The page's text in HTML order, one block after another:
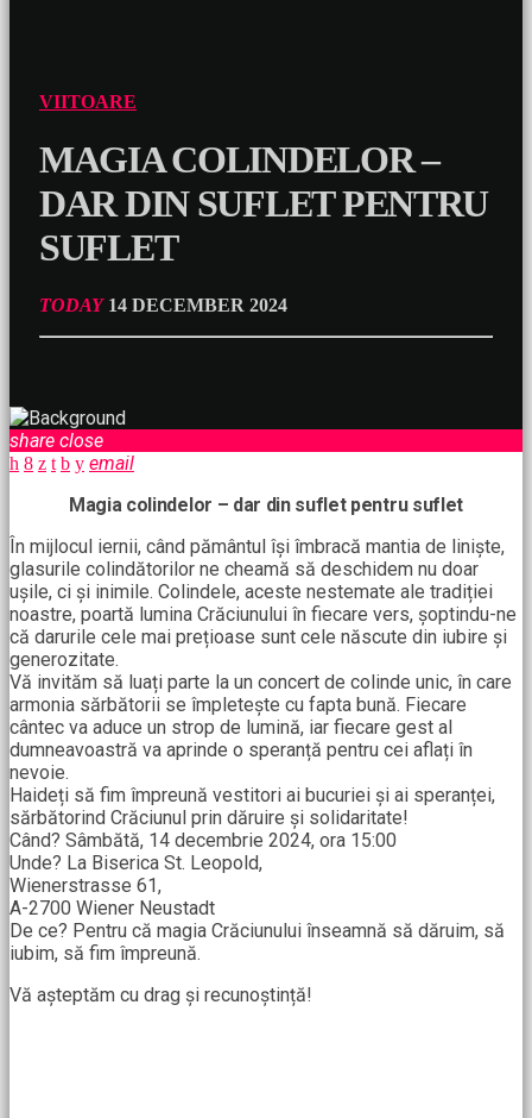
VIITOARE
MAGIA COLINDELOR –
DAR DIN SUFLET PENTRU
SUFLET
TODAY14 DECEMBER 2024
share close
email
Magia colindelor – dar din suflet pentru suflet
În mijlocul iernii, când pământul își îmbracă mantia de liniște,
glasurile colindătorilor ne cheamă să deschidem nu doar
ușile, ci și inimile. Colindele, aceste nestemate ale tradiției
noastre, poartă lumina Crăciunului în fiecare vers, șoptindu-ne
că darurile cele mai prețioase sunt cele născute din iubire și
generozitate.
Vă invităm să luați parte la un concert de colinde unic, în care
armonia sărbătorii se împletește cu fapta bună. Fiecare
cântec va aduce un strop de lumină, iar fiecare gest al
dumneavoastră va aprinde o speranță pentru cei aflați în
nevoie.
Haideți să fim împreună vestitori ai bucuriei și ai speranței,
sărbătorind Crăciunul prin dăruire și solidaritate!
Când? Sâmbătă, 14 decembrie 2024, ora 15:00
Unde? La Biserica St. Leopold,
Wienerstrasse 61,
A-2700 Wiener Neustadt
De ce? Pentru că magia Crăciunului înseamnă să dăruim, să
iubim, să fim împreună.
Vă așteptăm cu drag și recunoștință!